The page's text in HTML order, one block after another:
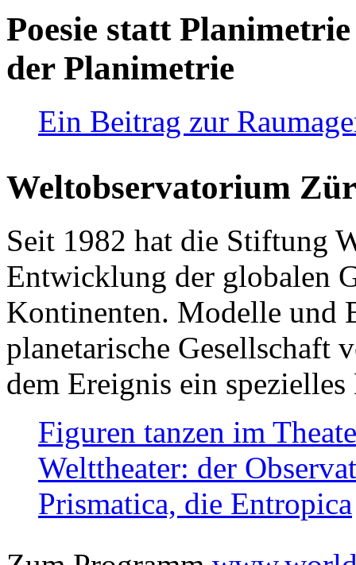
Poesie statt
der Planimetrie
Ein Beitrag zur
Weltobservatorium
Seit 1982 hat die Stiftung
Entwicklung der globalen
Kontinenten. Modelle und
planetarische Gesellschaft
dem Ereignis ein
Figuren tanzen im
Welttheater: der
Prismatica, die Entropica